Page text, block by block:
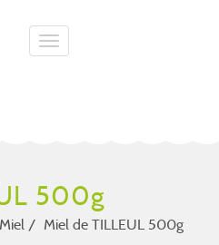
Toggle navigation
500g
Miel Miel de TILLEUL 500g